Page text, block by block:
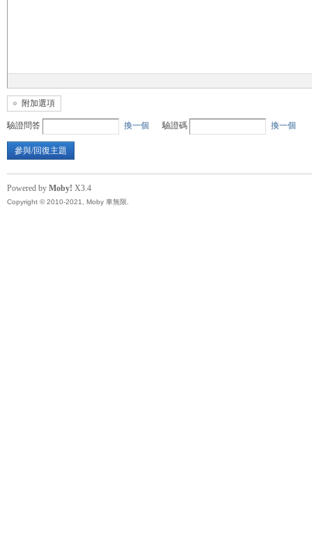
限
附加選項
驗證問答 換一個 驗證碼 換一個
參與/回復主題
Powered by Moby! X3.4
Copyright © 2010-2021, Moby 車無限.